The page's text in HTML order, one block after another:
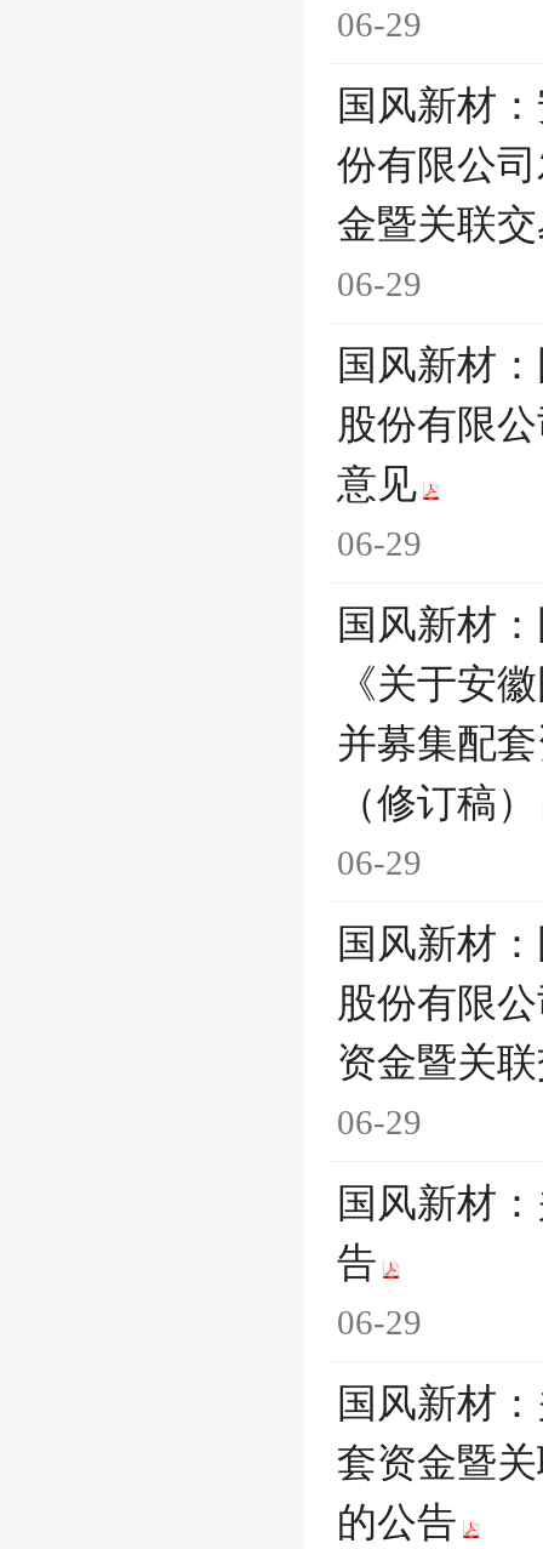
06-29
国风新材
份有限公
金暨关联
06-29
国风新材
股份有限
意见
06-29
国风新材
《关于安
并募集配
（修订稿）
06-29
国风新材
股份有限
资金暨关
06-29
国风新材
告
06-29
国风新材
套资金暨
的公告